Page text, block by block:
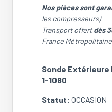
Nos pièces sont
les compresseurs)
Transport offertdès
France
Sonde
1-1080
Statut: OCCASION